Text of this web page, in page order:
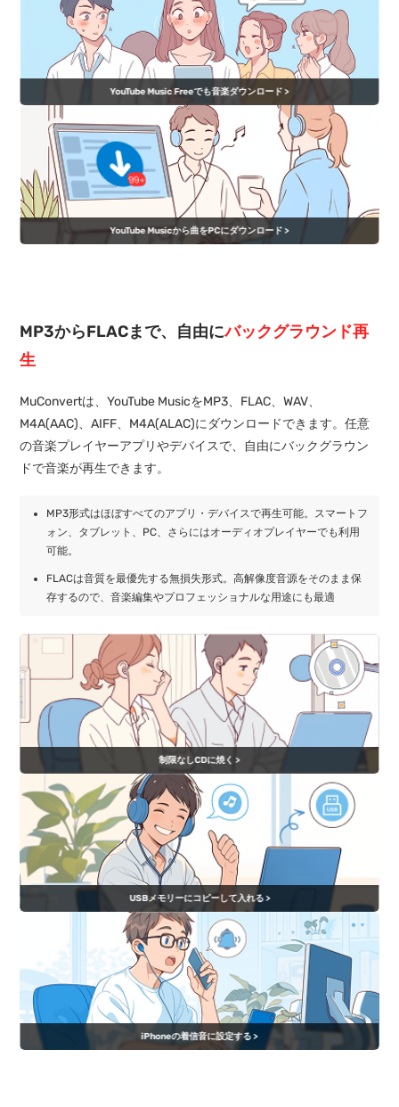
YouTube Music Freeでも音楽ダウンロード >
YouTube Musicから曲をPCにダウンロード >
MP3からFLACまで、自由にバックグラウンド再
生
MuConvertは、YouTube MusicをMP3、FLAC、WAV、
M4A(AAC)、AIFF、M4A(ALAC)にダウンロードできます。任意
の音楽プレイヤーアプリやデバイスで、自由にバックグラウン
ドで音楽が再生できます。
MP3形式はほぼすべてのアプリ・デバイスで再生可能。スマートフ
ォン、タブレット、PC、さらにはオーディオプレイヤーでも利用
可能。
FLACは音質を最優先する無損失形式。高解像度音源をそのまま保
存するので、音楽編集やプロフェッショナルな用途にも最適
制限なしCDに焼く >
USBメモリーにコピーして入れる >
iPhoneの着信音に設定する >